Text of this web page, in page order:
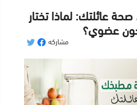
عائلتك: لماذا تختار
عضوي؟
مشاركه